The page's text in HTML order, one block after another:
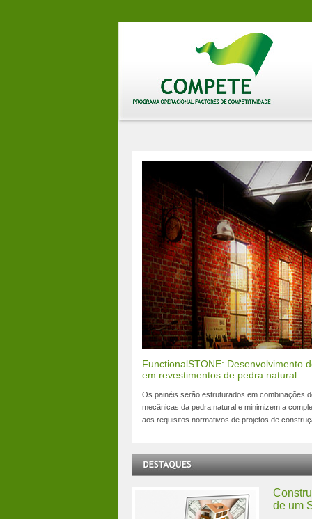
FunctionalSTONE: Desenvolvimento
em revestimentos de pedra natural
Os painéis serão estruturados em combinações
mecânicas da pedra natural e minimizem a
aos requisitos normativos de projetos de
de um